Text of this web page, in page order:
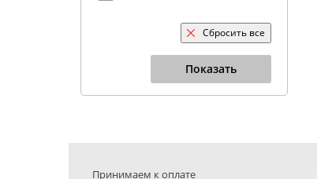
Сбросить все
Показать
Принимаем к оплате